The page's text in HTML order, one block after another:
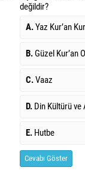
değildir?
A.Yaz Kur’an
B.Güzel Kur’an
C.Vaaz
D. Din Kültürü
E. Hutbe
Cevabı Göster